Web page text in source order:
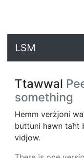
LSM
Ttawwal
something
Hemm verżjoni
buttuni hawn taħt
vidjow.